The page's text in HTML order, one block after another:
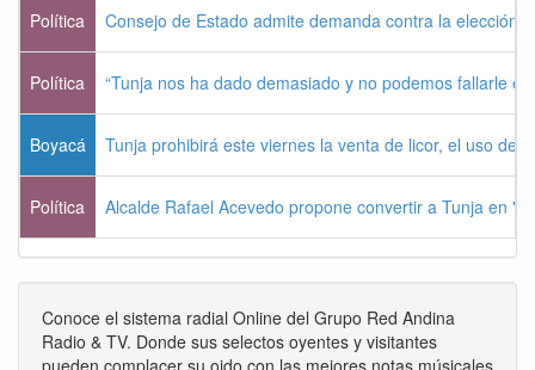
Política Consejo de Estado admite demanda contra la elección
Política “Tunja nos ha dado demasiado y no podemos fallarle
Boyacá Tunja prohibirá este viernes la venta de licor, el uso de
Política Alcalde Rafael Acevedo propone convertir a Tunja en
Conoce el sistema radial Online del Grupo Red Andina
Radio & TV. Donde sus selectos oyentes y visitantes
pueden complacer su oido con las mejores notas músicales